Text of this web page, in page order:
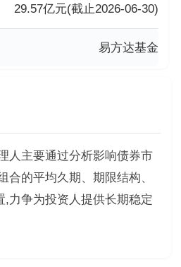
29.57亿元(截止2026-06-30)
易方达基金
人主要通过分析影响债券市
合的平均久期、期限结构、
,力争为投资人提供长期稳定